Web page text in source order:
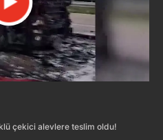
çekici alevlere teslim oldu!